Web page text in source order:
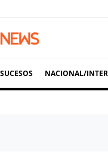
SUCESOS NACIONAL/